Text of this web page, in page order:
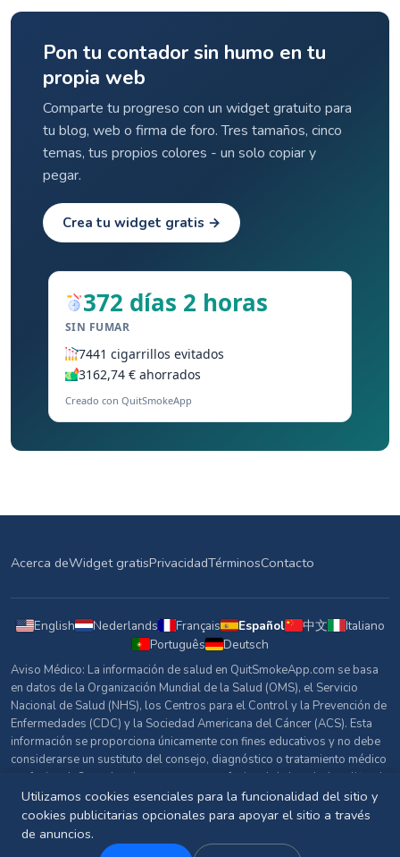
Pon tu contador sin humo en tu
propia web
Comparte tu progreso con un widget gratuito para
tu blog, web o firma de foro. Tres tamaños, cinco
temas, tus propios colores - un solo copiar y
pegar.
Crea tu widget gratis →
372 días 2 horas
SIN FUMAR
7441 cigarrillos evitados
3162,74 € ahorrados
Creado con QuitSmokeApp
Acerca deWidget gratisPrivacidadTérminosContacto
English Nederlands Français Español 中文
Italiano
Português
Deutsch
Aviso Médico: La información de salud en QuitSmokeApp.com se basa
en datos de la Organización Mundial de la Salud (OMS), el Servicio
Nacional de Salud (NHS), los Centros para el Control y la Prevención de
Enfermedades (CDC) y la Sociedad Americana del Cáncer (ACS). Esta
información se proporciona únicamente con fines educativos y no debe
considerarse un sustituto del consejo, diagnóstico o tratamiento médico
profesional. Consulta siempre con un profesional de la salud cualificado
sobre cualquier pregunta relacionada con tu salud.
Fuentes y Referencias
© 2026 QuitSmokeApp.com. Todos los derechos reservados.
Utilizamos cookies esenciales para la funcionalidad del sitio y
cookies publicitarias opcionales para apoyar el sitio a través
de anuncios.